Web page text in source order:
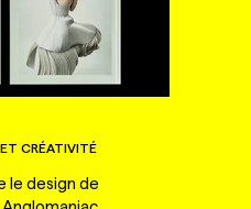
CRÉATIVITÉ
le design de